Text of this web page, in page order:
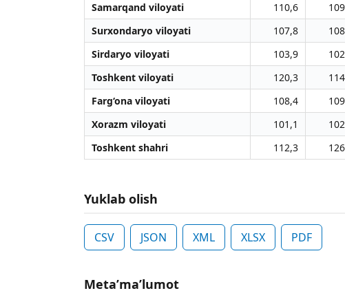
Samarqand viloyati
110,6
Surxondaryo viloyati
107,8
Sirdaryo viloyati
103,9
Toshkent viloyati
120,3
Farg‘ona viloyati
108,4
Xorazm viloyati
101,1
Toshkent shahri
112,3
Yuklab olish
CSV JSON XML XLSX PDF
Metaʼmaʼlumot